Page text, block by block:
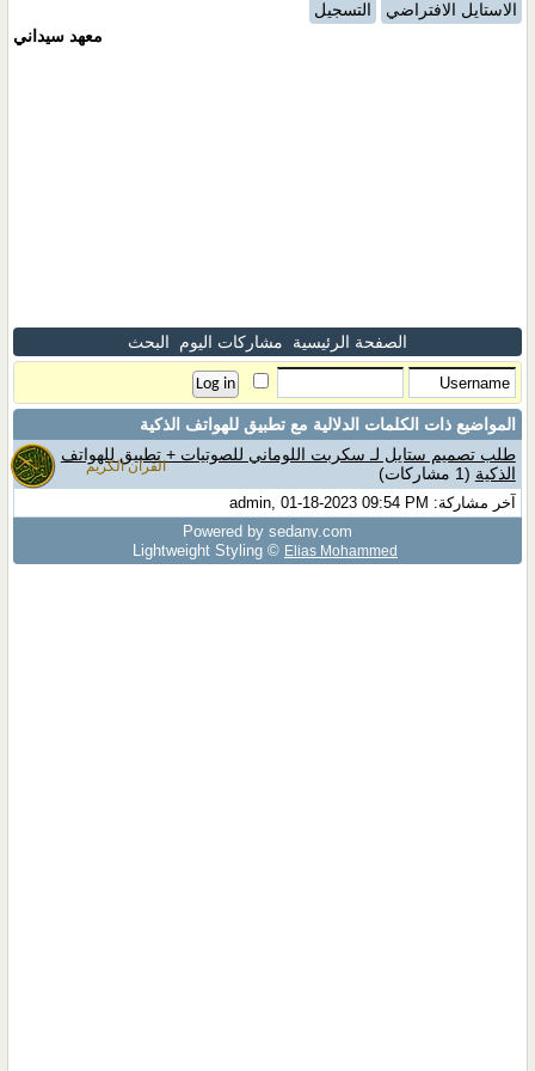
القران الكريم
الاستايل الافتراضي
التسجيل
معهد سيداني
الصفحة الرئيسية مشاركات اليوم البحث
المواضيع ذات الكلمات الدلالية معتطبيق للهواتف الذكية
طلب تصميم ستايل لـ سكربت اللوماني للصوتيات + تطبيق للهواتف
الذكية (1 مشاركات)
آخر مشاركة: admin, 01-18-2023 09:54 PM
Powered by sedany.com
Lightweight Styling © Elias Mohammed